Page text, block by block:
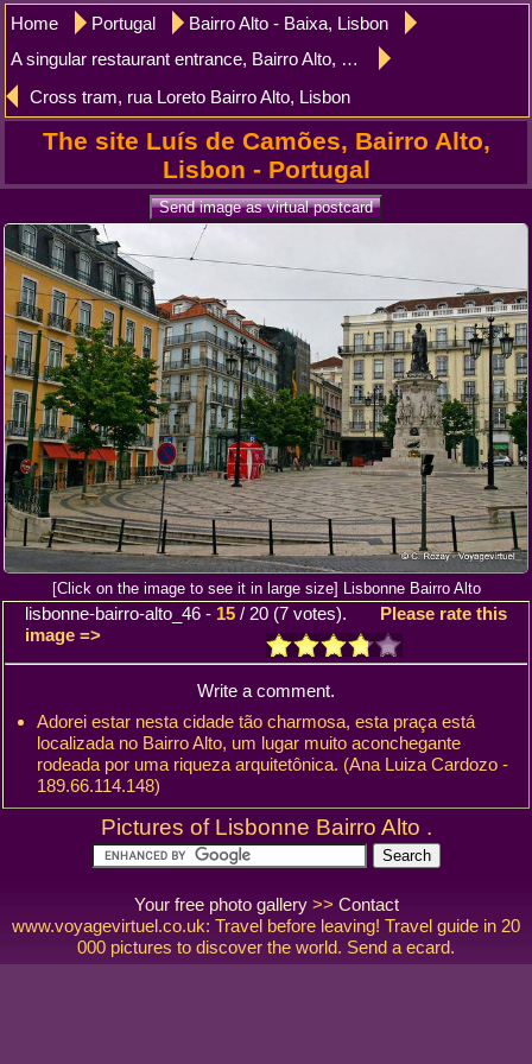
Home Portugal
Bairro Alto - Baixa, Lisbon
A singular restaurant entrance, Bairro Alto, Lisbon
Cross tram, rua Loreto Bairro Alto, Lisbon
The site Luís de Camões, Bairro Alto,
Lisbon - Portugal
[Click on the image to see it in large size] Lisbonne Bairro Alto
lisbonne-bairro-alto_46 - 15 / 20 (7 votes). Please rate this
image =>
Write a comment.
Adorei estar nesta cidade tão charmosa, esta praça está
localizada no Bairro Alto, um lugar muito aconchegante
rodeada por uma riqueza arquitetônica. (Ana Luiza Cardozo -
189.66.114.148)
Pictures of Lisbonne Bairro Alto .
Your free photo gallery>> Contact
www.voyagevirtuel.co.uk: Travel before leaving! Travel guide in 20
000 pictures to discover the world. Send a ecard.